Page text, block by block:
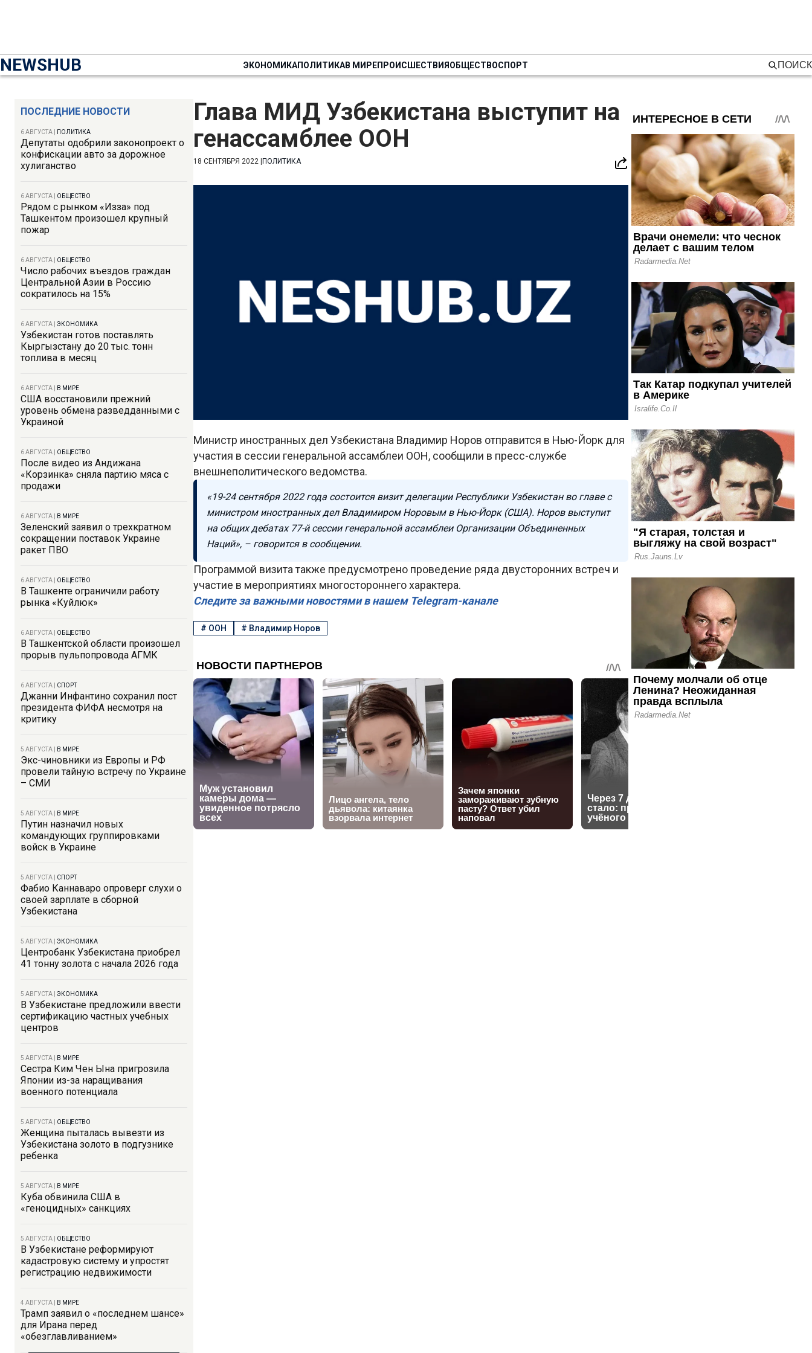
NEWSHUB ЭКОНОМИКАПОЛИТИКАВ МИРЕПРОИСШЕСТВИЯОБЩЕСТВОСПОРТ ПОИСК
ПОСЛЕДНИЕ НОВОСТИ
6 АВГУСТА ПОЛИТИКА
Депутаты одобрили законопроект о
конфискации авто за дорожное
хулиганство
6 АВГУСТА ОБЩЕСТВО
Рядом с рынком «Изза» под
Ташкентом произошел крупный
пожар
6 АВГУСТА ОБЩЕСТВО
Число рабочих въездов граждан
Центральной Азии в Россию
сократилось на 15%
6 АВГУСТА ЭКОНОМИКА
Узбекистан готов поставлять
Кыргызстану до 20 тыс. тонн
топлива в месяц
6 АВГУСТА В МИРЕ
США восстановили прежний
уровень обмена разведданными с
Украиной
6 АВГУСТА ОБЩЕСТВО
После видео из Андижана
«Корзинка» сняла партию мяса с
продажи
6 АВГУСТА В МИРЕ
Зеленский заявил о трехкратном
сокращении поставок Украине
ракет ПВО
6 АВГУСТА ОБЩЕСТВО
В Ташкенте ограничили работу
рынка «Куйлюк»
6 АВГУСТА ОБЩЕСТВО
В Ташкентской области произошел
прорыв пульпопровода АГМК
6 АВГУСТА СПОРТ
Джанни Инфантино сохранил пост
президента ФИФА несмотря на
критику
5 АВГУСТА В МИРЕ
Экс-чиновники из Европы и РФ
провели тайную встречу по Украине
– СМИ
5 АВГУСТА В МИРЕ
Путин назначил новых
командующих группировками
войск в Украине
5 АВГУСТА СПОРТ
Фабио Каннаваро опроверг слухи о
своей зарплате в сборной
Узбекистана
5 АВГУСТА ЭКОНОМИКА
Центробанк Узбекистана приобрел
41 тонну золота с начала 2026 года
5 АВГУСТА ЭКОНОМИКА
В Узбекистане предложили ввести
сертификацию частных учебных
центров
5 АВГУСТА В МИРЕ
Сестра Ким Чен Ына пригрозила
Японии из-за наращивания
военного потенциала
5 АВГУСТА ОБЩЕСТВО
Женщина пыталась вывезти из
Узбекистана золото в подгузнике
ребенка
5 АВГУСТА В МИРЕ
Куба обвинила США в
«геноцидных» санкциях
5 АВГУСТА ОБЩЕСТВО
В Узбекистане реформируют
кадастровую систему и упростят
регистрацию недвижимости
4 АВГУСТА В МИРЕ
Трамп заявил о «последнем шансе»
для Ирана перед
«обезглавливанием»
Глава МИД Узбекистана выступит на
генассамблее ООН
18 СЕНТЯБРЯ 2022 ПОЛИТИКА
Министр иностранных дел Узбекистана Владимир Норов отправится в Нью-Йорк для
участия в сессии генеральной ассамблеи ООН, сообщили в пресс-службе
внешнеполитического ведомства.
«19-24 сентября 2022 года состоится визит делегации Республики Узбекистан во главе с
министром иностранных дел Владимиром Норовым в Нью-Йорк (США). Норов выступит
на общих дебатах 77-й сессии генеральной ассамблеи Организации Объединенных
Наций», – говорится в сообщении.
Программой визита также предусмотрено проведение ряда двусторонних встреч и
участие в мероприятиях многостороннего характера.
Следите за важными новостями в нашем Telegram-канале
# ООН # Владимир Норов